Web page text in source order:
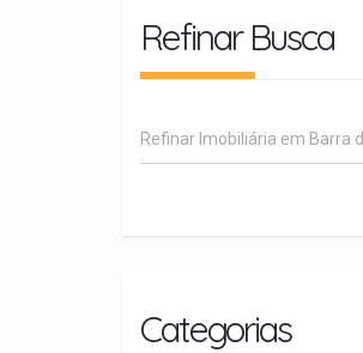
Refinar Busca
Categorias